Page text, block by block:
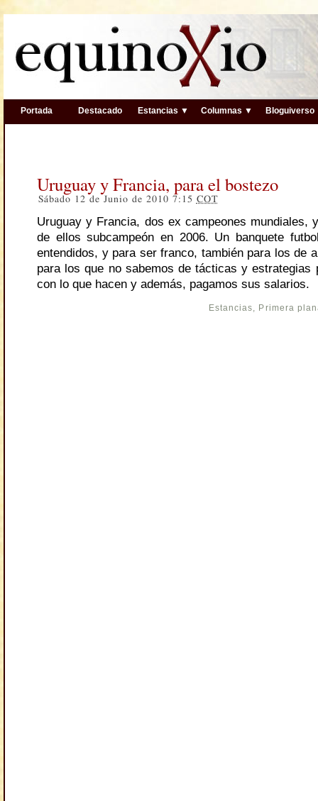
Portada Destacado Estancias ▼ Columnas ▼ Bloguiverso
Uruguay y Francia, para el bostezo
Sábado 12 de Junio de 2010 7:15 COT
Uruguay y Francia, dos ex campeones mundiales,
de ellos subcampeón en 2006. Un banquete
entendidos, y para ser franco, también para los de
para los que no sabemos de tácticas y estrategias
con lo que hacen y además, pagamos sus salarios.
Estancias, Primera